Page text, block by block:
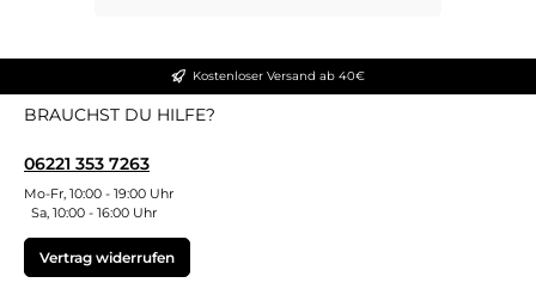
Kostenloser Versand ab 40€
BRAUCHST DU HILFE?
06221 353 7263
Mo-Fr, 10:00 - 19:00 Uhr
Sa, 10:00 - 16:00 Uhr
Vertrag widerrufen